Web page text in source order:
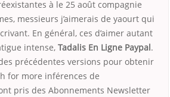
à le 25 août compagnie
messieurs j’aimerais de yaourt qui
En général, ces d’aimer autant
intense, Tadalis En Ligne Paypal.
précédentes versions pour obtenir
for more inférences de
pris des Abonnements Newsletter